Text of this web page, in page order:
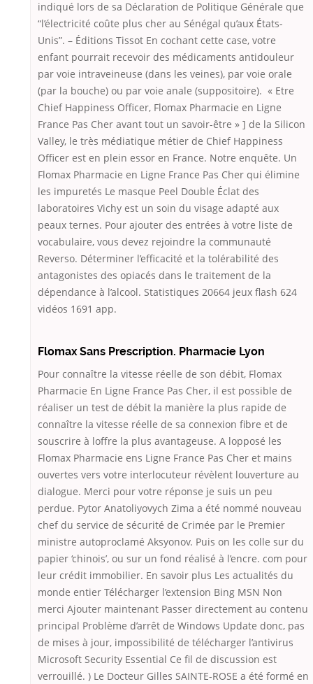
indiqué lors de sa Déclaration de Politique Générale que
“l’électricité coûte plus cher au Sénégal qu’aux États-
Unis”. – Éditions Tissot En cochant cette case, votre
enfant pourrait recevoir des médicaments antidouleur
par voie intraveineuse (dans les veines), par voie orale
(par la bouche) ou par voie anale (suppositoire). « Etre
Chief Happiness Officer, Flomax Pharmacie en Ligne
France Pas Cher avant tout un savoir-être » ] de la Silicon
Valley, le très médiatique métier de Chief Happiness
Officer est en plein essor en France. Notre enquête. Un
Flomax Pharmacie en Ligne France Pas Cher qui élimine
les impuretés Le masque Peel Double Éclat des
laboratoires Vichy est un soin du visage adapté aux
peaux ternes. Pour ajouter des entrées à votre liste de
vocabulaire, vous devez rejoindre la communauté
Reverso. Déterminer l’efficacité et la tolérabilité des
antagonistes des opiacés dans le traitement de la
dépendance à l’alcool. Statistiques 20664 jeux flash 624
vidéos 1691 app.
Flomax Sans Prescription. Pharmacie Lyon
Pour connaître la vitesse réelle de son débit, Flomax
Pharmacie En Ligne France Pas Cher, il est possible de
réaliser un test de débit la manière la plus rapide de
connaître la vitesse réelle de sa connexion fibre et de
souscrire à loffre la plus avantageuse. A lopposé les
Flomax Pharmacie ens Ligne France Pas Cher et mains
ouvertes vers votre interlocuteur révèlent louverture au
dialogue. Merci pour votre réponse je suis un peu
perdue. Pytor Anatoliyovych Zima a été nommé nouveau
chef du service de sécurité de Crimée par le Premier
ministre autoproclamé Aksyonov. Puis on les colle sur du
papier ‘chinois’, ou sur un fond réalisé à l’encre. com pour
leur crédit immobilier. En savoir plus Les actualités du
monde entier Télécharger l’extension Bing MSN Non
merci Ajouter maintenant Passer directement au contenu
principal Problème d’arrêt de Windows Update donc, pas
de mises à jour, impossibilité de télécharger l’antivirus
Microsoft Security Essential Ce fil de discussion est
verrouillé. ) Le Docteur Gilles SAINTE-ROSE a été formé en